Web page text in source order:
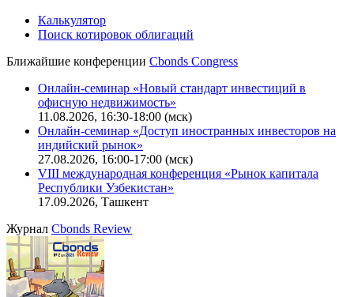
IT-аккредитация
Поиск котировок облигаций
Ближайшие конференцииCbonds Congress
Онлайн-семинар «Новый стандарт инвестиций в
офисную недвижимость»
11.08.2026, 16:30-18:00 (мск)
Онлайн-семинар «Доступ иностранных инвесторов на
индийский рынок»
VIII международная конференция «Рынок капитала
Республики Узбекистан»
17.09.2026, Ташкент
ЖурналCbonds Review